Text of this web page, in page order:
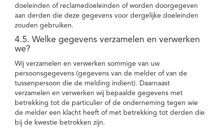
doeleinden of reclamedoeleinden of worden doorgegeven
aan derden die deze gegevens voor dergelijke doeleinden
zouden gebruiken.
4.5. Welke gegevens verzamelen en verwerken
we?
Wij verzamelen en verwerken sommige van uw
persoonsgegevens (gegevens van de melder of van de
tussenpersoon die de melding indient). Daarnaast
verzamelen en verwerken wij bepaalde gegevens met
betrekking tot de particulier of de onderneming tegen wie
de melder een klacht heeft of met betrekking tot derden die
bij de kwestie betrokken zijn.